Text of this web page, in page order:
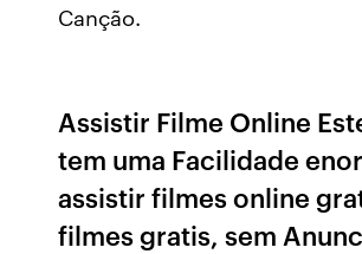
Canção.
Assistir Filme Online
tem uma Facilidade
assistir filmes online
filmes gratis, sem